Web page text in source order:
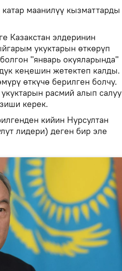
маанилүү кызматтарды
Казакстан элдеринин
укуктарын өткөрүп
"январь окуяларында"
кеңешин жетектеп калды.
өткүчө берилген болчу.
расмий алып салуу
керек.
кийин Нурсултан
лидери) деген бир эле